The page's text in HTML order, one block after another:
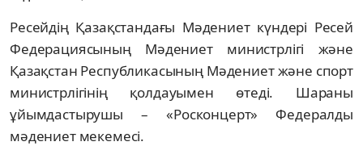
Ресейдің Қазақстандағы Мәдениет күндері Ресей
Федерациясының Мәдениет министрлігі және
Қазақстан Республикасының Мәдениет және спорт
министрлігінің қолдауымен өтеді. Шараны
ұйымдастырушы – «Росконцерт» Федералды
мәдениет мекемесі.